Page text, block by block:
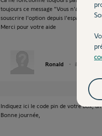
toujours ce message "Vous n'avez pas
souscrire l'option depuis l'espace mon
Merci pour votre aide
Ronald il y a plus de
Indiquez ici le code pin de votre box,
Bonne journée,